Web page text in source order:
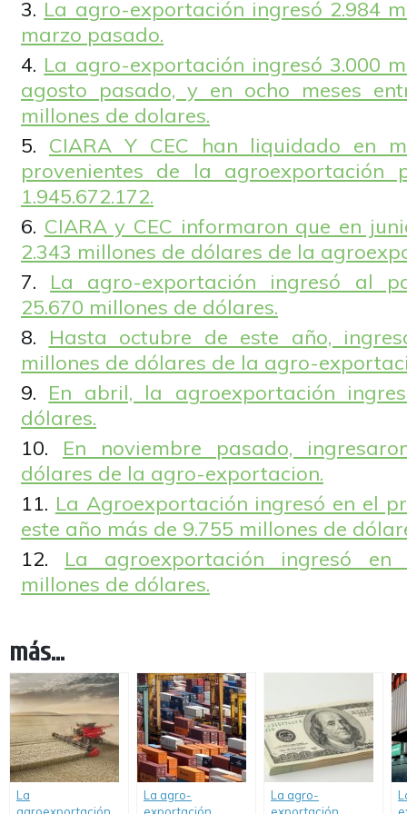
La agro-exportación ingresó 2.984
marzo pasado.
La agro-exportación ingresó 3.000
agosto pasado, y en ocho meses
millones de dolares.
CIARA Y CEC han liquidado en
provenientes de la
1.945.672.172.
CIARA y CEC informaron que en
2.343 millones de dólares de la
La agro-exportación ingresó al
25.670 millones de dólares.
Hasta octubre de este año,
millones de dólares de la agro-
En abril, la agroexportación
dólares.
En noviembre pasado,
dólares de la agro-exportacion.
La Agroexportación ingresó en el
este año más de 9.755 millones de
La agroexportación ingresó en
millones de dólares.
más...
La
La agro-
La agro-